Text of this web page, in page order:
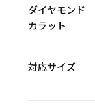
ダイヤモンド
カラット
対応サイズ